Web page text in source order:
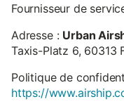
Fournisseur de
Adresse : Urban
Taxis-Platz 6, 60313
Politique de
https://